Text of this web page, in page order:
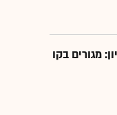
מגורים בקו